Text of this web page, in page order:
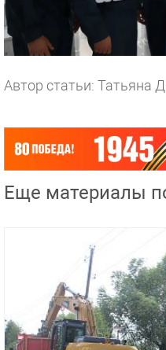
Автор статьи: Татьяна
Еще материалы